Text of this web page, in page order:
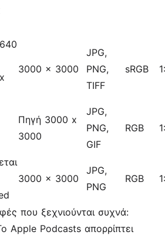
3000 x 3000
JPG,
PNG,
TIFF
sRGB
Πηγή 3000 x
3000
JPG,
PNG,
GIF
RGB
3000 x 3000
JPG,
PNG
RGB
που ξεχνιούνται συχνά:
Apple Podcasts απορρίπτει